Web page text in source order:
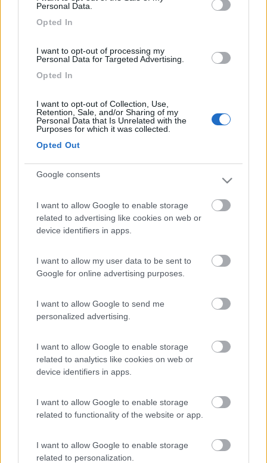
Personal Data.
Opted In
I want to opt-out of processing my
Personal Data for Targeted Advertising.
Opted In
I want to opt-out of Collection, Use,
Retention, Sale, and/or Sharing of my
Personal Data that Is Unrelated with the
Purposes for which it was collected.
Opted Out
Google consents
I want to allow Google to enable storage
related to advertising like cookies on web or
device identifiers in apps.
I want to allow my user data to be sent to
Google for online advertising purposes.
I want to allow Google to send me
personalized advertising.
I want to allow Google to enable storage
related to analytics like cookies on web or
device identifiers in apps.
I want to allow Google to enable storage
related to functionality of the website or app.
I want to allow Google to enable storage
related to personalization.
riobierto
669
Ciao forse alludi al camping Panorama sulla panoramica che va da
camper per muoverti, non mi risulta che ci siano mezzi pubblici, ma potrei
sbagliarmi. Ciao Giovanna
Anni fa sono stato al camping Panorama, ma è più vicino a
http://www.campinggabicce.it/
Poesie, attualità,filosofia, religione su..
alpinalf
432
In risposta al messaggio disedf74 del 03/01/2018 alle21:03:41
Buona sera a tutti. Chi mi aiuta con un consiglio per un campeggio a
Cattolica? Camper più tenda tre bimbi 9,6,3...15 gg da metà giugno.